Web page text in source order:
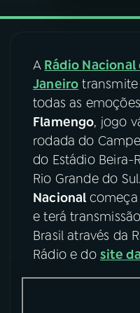
08FESTIVAL DE
ACOMPANHE A RÁDIO
YouTube
Instagram
TikTok
A Rádio Nacional
Janeiro transmite
todas as
Flamengo, jogo
rodada do
do Estádio Beira-
Rio Grande do
Nacional começa
e terá
Brasil através da
Rádio e do site